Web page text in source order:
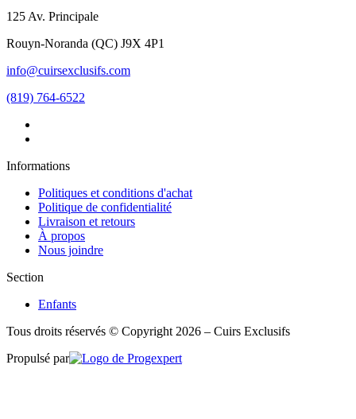
125 Av. Principale
Rouyn-Noranda (QC) J9X 4P1
info@cuirsexclusifs.com
(819) 764-6522
Informations
Politiques et conditions d'achat
Politique de confidentialité
Livraison et retours
À propos
Nous joindre
Section
Enfants
Tous droits réservés © Copyright 2026 – Cuirs Exclusifs
Propulsé par